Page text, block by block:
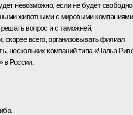
невозможно, если не будет
животными с мировыми
вопрос и с таможней,
скорее всего, организовывать филиал
нескольких компаний типа «Чальз
в России.